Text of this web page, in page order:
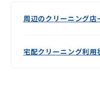
周辺のクリーニング店
宅配クリーニング利用